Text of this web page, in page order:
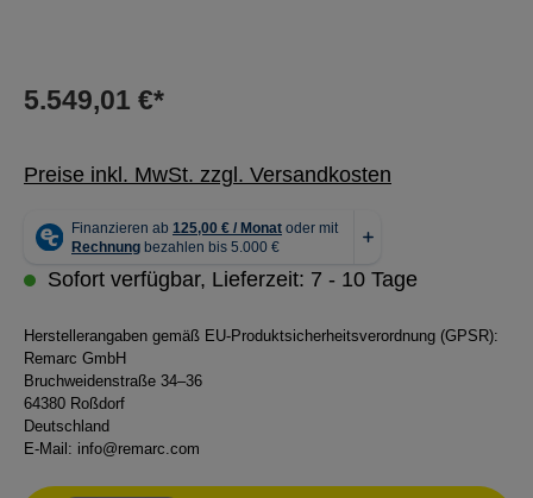
5.549,01 €*
Preise inkl. MwSt. zzgl. Versandkosten
Sofort verfügbar, Lieferzeit: 7 - 10 Tage
Herstellerangaben gemäß EU-Produktsicherheitsverordnung (GPSR):
Remarc GmbH
Bruchweidenstraße 34–36
64380 Roßdorf
Deutschland
E-Mail: info@remarc.com